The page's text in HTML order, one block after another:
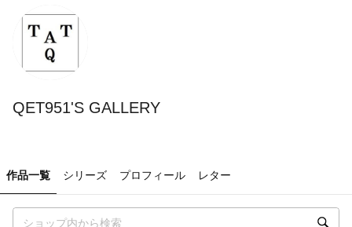
QET951'S GALLERY
作品一覧 シリーズ プロフィール レター